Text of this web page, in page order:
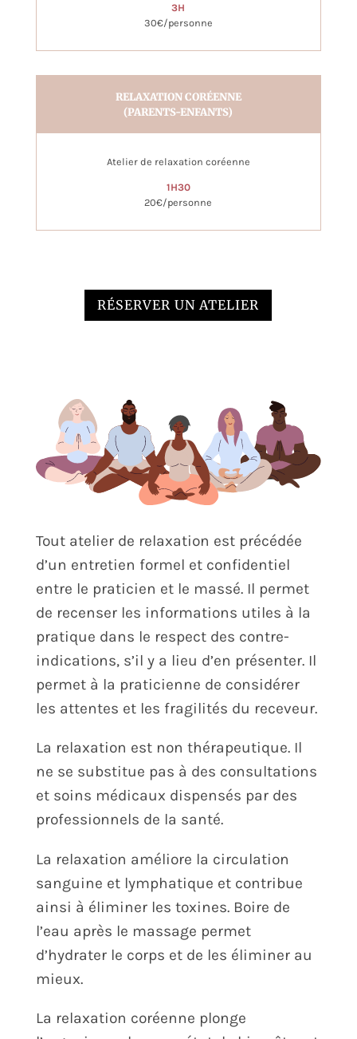
3H
30€/personne
RELAXATION CORÉENNE
(PARENTS-ENFANTS)
Atelier de relaxation coréenne
1H30
20€/personne
RÉSERVER UN ATELIER
Tout atelier de relaxation est précédée
d’un entretien formel et confidentiel
entre le praticien et le massé. Il permet
de recenser les informations utiles à la
pratique dans le respect des contre-
indications, s’il y a lieu d’en présenter. Il
permet à la praticienne de considérer
les attentes et les fragilités du receveur.
La relaxation est non thérapeutique. Il
ne se substitue pas à des consultations
et soins médicaux dispensés par des
professionnels de la santé.
La relaxation améliore la circulation
sanguine et lymphatique et contribue
ainsi à éliminer les toxines. Boire de
l’eau après le massage permet
d’hydrater le corps et de les éliminer au
mieux.
La relaxation coréenne plonge